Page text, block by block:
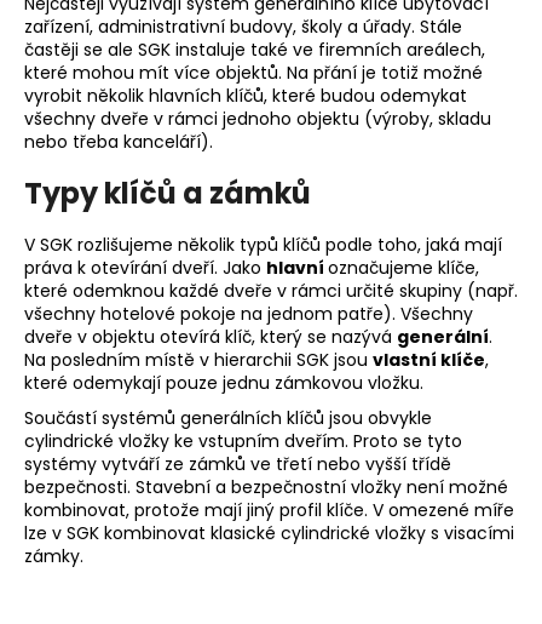
zařízení, administrativní budovy, školy a úřady. Stále
častěji se ale SGK instaluje také ve firemních areálech,
které mohou mít více objektů. Na přání je totiž možné
vyrobit několik hlavních klíčů, které budou odemykat
všechny dveře v rámci jednoho objektu (výroby, skladu
nebo třeba kanceláří).
Typy klíčů a zámků
V SGK rozlišujeme několik typů klíčů podle toho, jaká mají
práva k otevírání dveří. Jako hlavní označujeme klíče,
které odemknou každé dveře v rámci určité skupiny (např.
všechny hotelové pokoje na jednom patře). Všechny
dveře v objektu otevírá klíč, který se nazývá generální.
Na posledním místě v hierarchii SGK jsou vlastní klíče,
které odemykají pouze jednu zámkovou vložku.
Součástí systémů generálních klíčů jsou obvykle
cylindrické vložky ke vstupním dveřím. Proto se tyto
systémy vytváří ze zámků ve třetí nebo vyšší třídě
bezpečnosti. Stavební a bezpečnostní vložky není možné
kombinovat, protože mají jiný profil klíče. V omezené míře
lze v SGK kombinovat klasické cylindrické vložky s visacími
zámky.
e